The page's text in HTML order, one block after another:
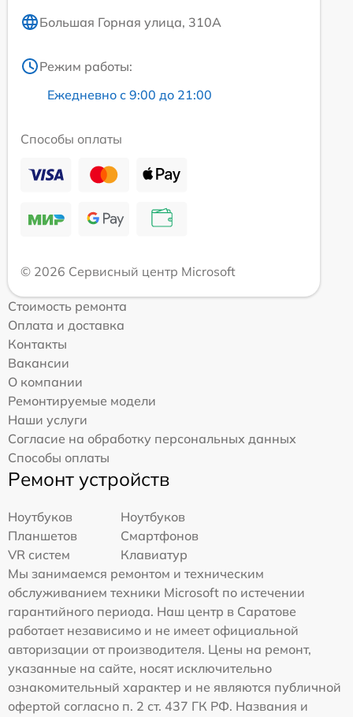
Большая Горная улица, 310А
Режим работы:
Ежедневно с 9:00 до 21:00
Способы оплаты
© 2026 Сервисный центр Microsoft
Стоимость ремонта
Оплата и доставка
Контакты
Вакансии
О компании
Ремонтируемые модели
Наши услуги
Согласие на обработку персональных данных
Способы оплаты
Ремонт устройств
Ноутбуков
Ноутбуков
Планшетов
Смартфонов
VR систем
Клавиатур
Мы занимаемся ремонтом и техническим
обслуживанием техники Microsoft по истечении
гарантийного периода. Наш центр в Саратове
работает независимо и не имеет официальной
авторизации от производителя. Цены на ремонт,
указанные на сайте, носят исключительно
ознакомительный характер и не являются публичной
офертой согласно п. 2 ст. 437 ГК РФ. Названия и